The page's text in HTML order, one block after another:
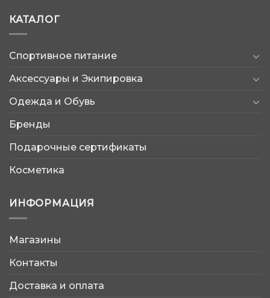
КАТАЛОГ
Спортивное питание
Аксессуары и Экипировка
Одежда и Обувь
Бренды
Подарочные сертификаты
Косметика
ИНФОРМАЦИЯ
Магазины
Контакты
Доставка и оплата